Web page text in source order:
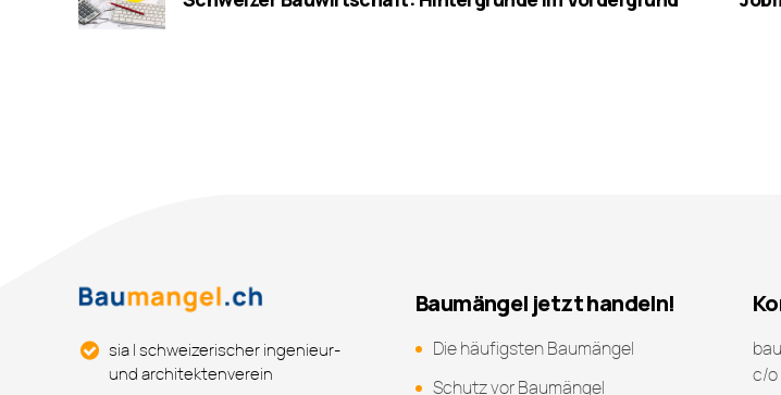
sia | schweizerischer ingenieur-
und architektenverein
Baumängel jetzt handeln!
Die häufigsten Baumängel
Schutz vor Baumängel
c/o